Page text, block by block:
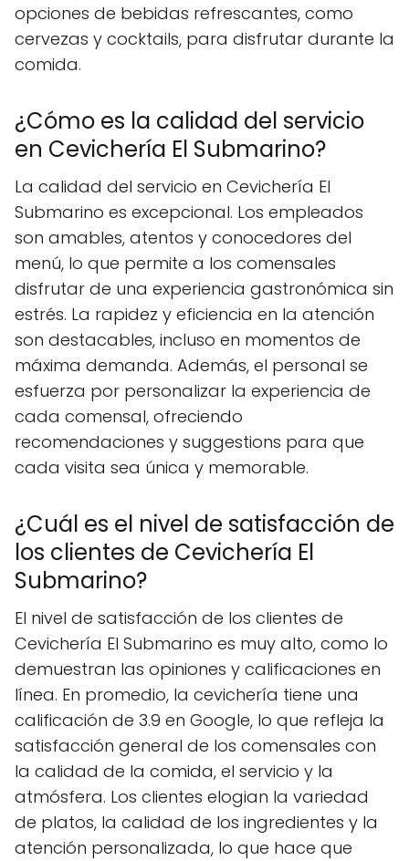
opciones de bebidas refrescantes, como
cervezas y cocktails, para disfrutar durante la
comida.
¿Cómo es la calidad del servicio
en Cevichería El Submarino?
La calidad del servicio en Cevichería El
Submarino es excepcional. Los empleados
son amables, atentos y conocedores del
menú, lo que permite a los comensales
disfrutar de una experiencia gastronómica sin
estrés. La rapidez y eficiencia en la atención
son destacables, incluso en momentos de
máxima demanda. Además, el personal se
esfuerza por personalizar la experiencia de
cada comensal, ofreciendo
recomendaciones y suggestions para que
cada visita sea única y memorable.
¿Cuál es el nivel de satisfacción de
los clientes de Cevichería El
Submarino?
El nivel de satisfacción de los clientes de
Cevichería El Submarino es muy alto, como lo
demuestran las opiniones y calificaciones en
línea. En promedio, la cevichería tiene una
calificación de 3.9 en Google, lo que refleja la
satisfacción general de los comensales con
la calidad de la comida, el servicio y la
atmósfera. Los clientes elogian la variedad
de platos, la calidad de los ingredientes y la
atención personalizada, lo que hace que